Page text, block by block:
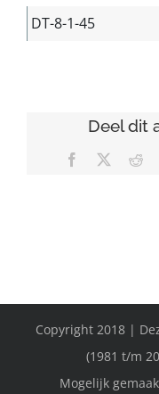
DT-8-1-45
Deel dit
Facebook
Copyright 2018 |
(1981 t/m
Mogelijk